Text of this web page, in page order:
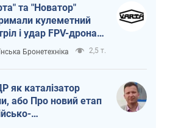
та "Новатор"
кулеметний
і удар FPV-дрона,
життя
ЗСУ
Бронетехніка 2,5 т.
як каталізатор
або Про новий етап